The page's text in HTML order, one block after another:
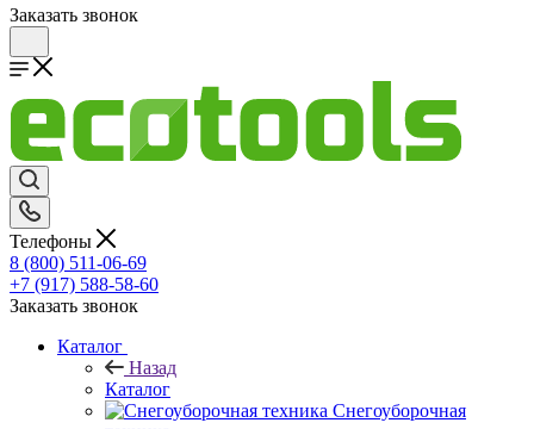
Заказать звонок
Телефоны
8 (800) 511-06-69
+7 (917) 588-58-60
Заказать звонок
Каталог
Назад
Каталог
Снегоуборочная